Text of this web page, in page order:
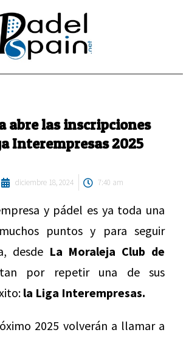
abre las inscripciones
Interempresas 2025
diciembre 18, 2024 7:40 am
y pádel es ya toda una
puntos y para seguir
desde La Moraleja Club de
por repetir una de sus
la Liga Interempresas.
2025 volverán a llamar a